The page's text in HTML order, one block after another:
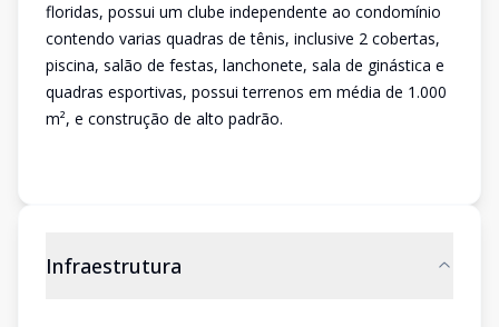
floridas, possui um clube independente ao condomínio
contendo varias quadras de tênis, inclusive 2 cobertas,
piscina, salão de festas, lanchonete, sala de ginástica e
quadras esportivas, possui terrenos em média de 1.000
m², e construção de alto padrão.
Infraestrutura